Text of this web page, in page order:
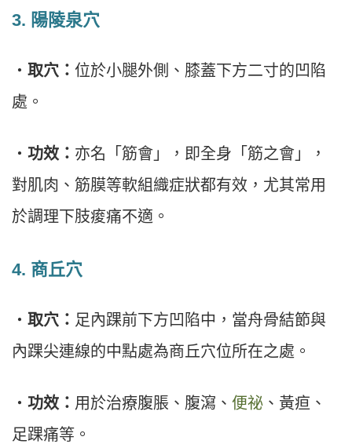
3. 陽陵泉穴
・ 取穴： 位於小腿外側、膝蓋下方二寸的凹陷
處。
・ 功效： 亦名「筋會」，即全身「筋之會」，
對肌肉、筋膜等軟組織症狀都有效，尤其常用
於調理下肢痠痛不適。
4. 商丘穴
・ 取穴： 足內踝前下方凹陷中，當舟骨結節與
內踝尖連線的中點處為商丘穴位所在之處。
・ 功效： 用於治療腹脹、腹瀉、 便祕 、黃疸、
足踝痛等。